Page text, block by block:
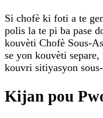
Si chofè ki foti a te
polis la te pi ba pase
kouvèti Chofè Sous-
se yon kouvèti
kouvri sitiyasyon
Kijan pou